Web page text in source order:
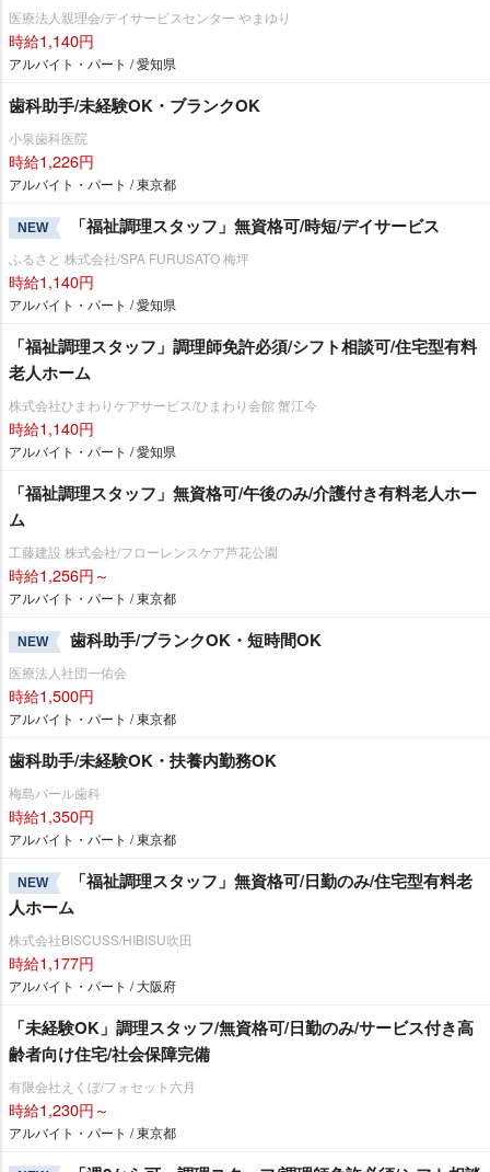
医療法人親理会/デイサービスセンター やまゆり
時給1,140円
アルバイト・パート / 愛知県
歯科助手/未経験OK・ブランクOK
小泉歯科医院
時給1,226円
アルバイト・パート / 東京都
NEW 「福祉調理スタッフ」無資格可/時短/デイサービス
ふるさと 株式会社/SPA FURUSATO 梅坪
時給1,140円
アルバイト・パート / 愛知県
「福祉調理スタッフ」調理師免許必須/シフト相談可/住宅型有料
老人ホーム
株式会社ひまわりケアサービス/ひまわり会館 蟹江今
時給1,140円
アルバイト・パート / 愛知県
「福祉調理スタッフ」無資格可/午後のみ/介護付き有料老人ホー
ム
工藤建設 株式会社/フローレンスケア芦花公園
時給1,256円～
アルバイト・パート / 東京都
NEW 歯科助手/ブランクOK・短時間OK
医療法人社団一佑会
時給1,500円
アルバイト・パート / 東京都
歯科助手/未経験OK・扶養内勤務OK
梅島パール歯科
時給1,350円
アルバイト・パート / 東京都
NEW
「福祉調理スタッフ」無資格可/日勤のみ/住宅型有料老
人ホーム
株式会社BISCUSS/HIBISU吹田
時給1,177円
アルバイト・パート / 大阪府
「未経験OK」調理スタッフ/無資格可/日勤のみ/サービス付き高
齢者向け住宅/社会保障完備
有限会社えくぼ/フォセット六月
時給1,230円～
アルバイト・パート / 東京都